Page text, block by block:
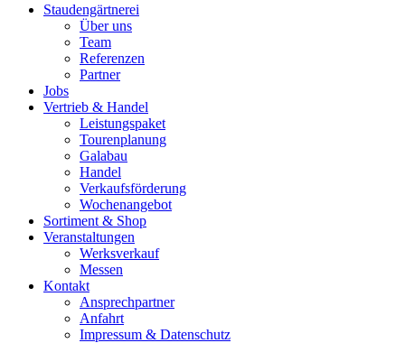
Staudengärtnerei
Über uns
Team
Referenzen
Partner
Jobs
Vertrieb & Handel
Leistungspaket
Tourenplanung
Galabau
Handel
Verkaufsförderung
Wochenangebot
Sortiment & Shop
Veranstaltungen
Werksverkauf
Messen
Kontakt
Ansprechpartner
Anfahrt
Impressum & Datenschutz